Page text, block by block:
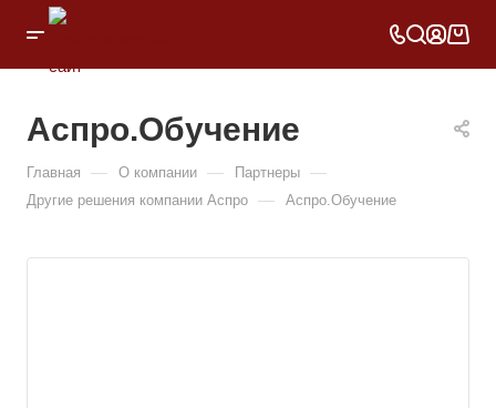
Аспро.Обучение
Главная — О компании — Партнеры —
Другие решения компании Аспро — Аспро.Обучение